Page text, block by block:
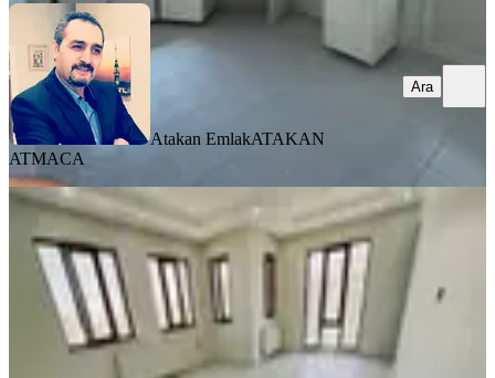
Atakan EmlakATAKAN
ATMACA
Ara
BALKONLU
Kıvanç Gayrimenkul'den Fahri
Kayahanda Kiralık 3+1 Daire
Yeşilyurt, Turgut Özal Mahallesi
3+1·175 m²· 6. Kat 06.08.2026
21.000 ₺